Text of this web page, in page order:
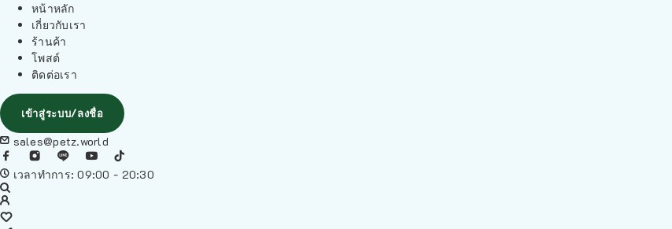
หน้าหลัก
เกี่ยวกับเรา
ร้านค้า
โพสต์
ติดต่อเรา
เข้าสู่ระบบ/ลงชื่อ
sales@petz.world
เวลาทำการ: 09:00 - 20:30